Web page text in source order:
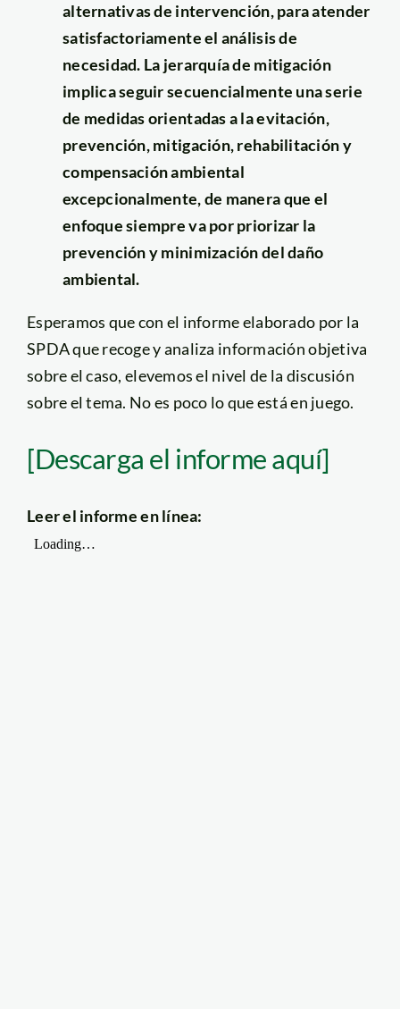
alternativas de intervención, para atender
satisfactoriamente el análisis de
necesidad. La jerarquía de mitigación
implica seguir secuencialmente una serie
de medidas orientadas a la evitación,
prevención, mitigación, rehabilitación y
compensación ambiental
excepcionalmente, de manera que el
enfoque siempre va por priorizar la
prevención y minimización del daño
ambiental.
Esperamos que con el informe elaborado por la
SPDA que recoge y analiza información objetiva
sobre el caso, elevemos el nivel de la discusión
sobre el tema. No es poco lo que está en juego.
[Descarga el informe aquí]
Leer el informe en línea: